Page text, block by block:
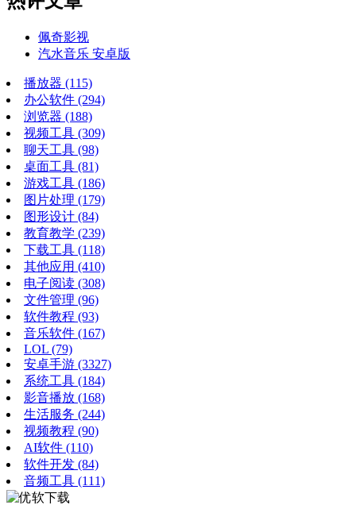
佩奇影视
汽水音乐 安卓版
播放器 (115)
办公软件 (294)
浏览器 (188)
视频工具 (309)
聊天工具 (98)
桌面工具 (81)
游戏工具 (186)
图片处理 (179)
图形设计 (84)
教育教学 (239)
下载工具 (118)
其他应用 (410)
电子阅读 (308)
文件管理 (96)
软件教程 (93)
音乐软件 (167)
LOL (79)
安卓手游 (3327)
系统工具 (184)
影音播放 (168)
生活服务 (244)
视频教程 (90)
AI软件 (110)
软件开发 (84)
音频工具 (111)